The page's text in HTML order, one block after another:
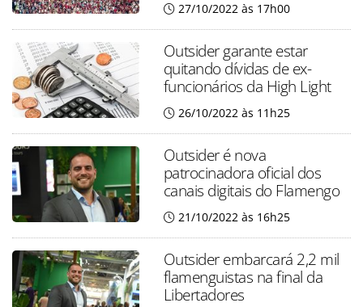
27/10/2022 às 17h00
Outsider garante estar
quitando dívidas de ex-
funcionários da High Light
26/10/2022 às 11h25
Outsider é nova
patrocinadora oficial dos
canais digitais do Flamengo
21/10/2022 às 16h25
Outsider embarcará 2,2 mil
flamenguistas na final da
Libertadores